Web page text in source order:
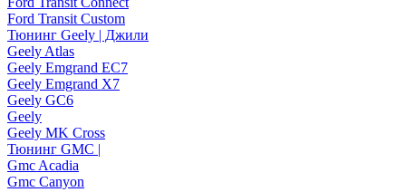
Ford Transit Custom
Тюнинг Geely | Джили
Geely Atlas
Geely Emgrand EC7
Geely Emgrand X7
Geely GC6
Geely
Geely MK Cross
Тюнинг GMC |
Gmc Acadia
Gmc Canyon